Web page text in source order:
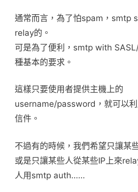
通常而言，為了怕spam，smtp
relay的。
可是為了便利，smtp with
種基本的要求。
這樣只要使用者提供主機上的
username/password，就可以
信件。
不過有的時候，我們希望只讓某
或是只讓某些人從某些IP上來
人用smtp auth……